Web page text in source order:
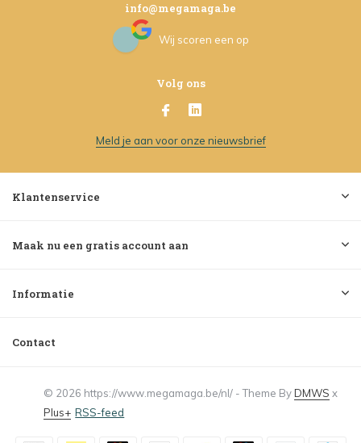
info@megamaga.be
Wij scoren een op
Volg ons
Meld je aan voor onze nieuwsbrief
Klantenservice
Maak nu een gratis account aan
Informatie
Contact
© 2026 https://www.megamaga.be/nl/ - Theme ByDMWS x
Plus+ RSS-feed